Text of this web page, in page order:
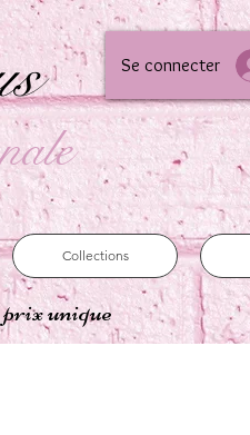
Se connecter
Collections
unique